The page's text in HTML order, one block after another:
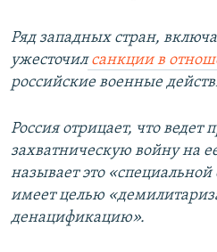
Ряд западных стран,
ужесточилсанкции в
российские военные
Россия отрицает, что ведет
захватническую войну на
называет это
имеет целью
денацификацию».